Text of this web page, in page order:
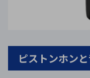
ピストンホン